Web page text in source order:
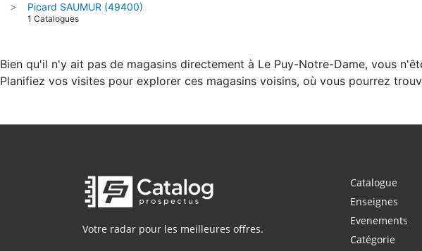
> Picard SAUMUR (49400)
1 Catalogues
Bien qu'il n'y ait pas de magasins directement à Le Puy-Notre-Dame, vous
Planifiez vos visites pour explorer ces magasins voisins, où vous pourrez
Votre radar pour les meilleures offres.
Catalogue
Enseignes
Evenements
Catégorie